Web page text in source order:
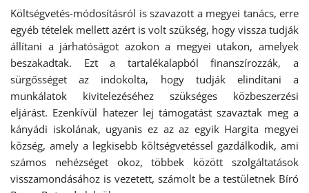
Költségvetés-módosításról is szavazott a megyei tanács, erre
egyéb tételek mellett azért is volt szükség, hogy vissza tudják
állítani a járhatóságot azokon a megyei utakon, amelyek
beszakadtak. Ezt a tartalékalapból finanszírozzák, a
sürgősséget az indokolta, hogy tudják elindítani a
munkálatok kivitelezéséhez szükséges közbeszerzési
eljárást. Ezenkívül hatezer lej támogatást szavaztak meg a
kányádi iskolának, ugyanis ez az az egyik Hargita megyei
község, amely a legkisebb költségvetéssel gazdálkodik, ami
számos nehézséget okoz, többek között szolgáltatások
visszamondásához is vezetett, számolt be a testületnek Bíró